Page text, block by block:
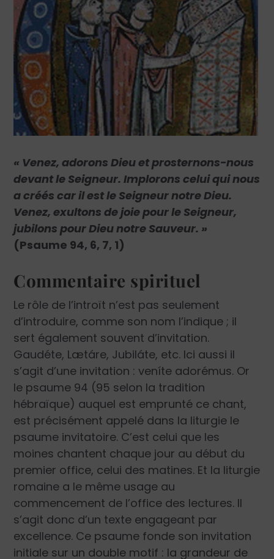
« Venez, adorons Dieu et prosternons-nous
devant le Seigneur. Implorons celui qui nous
a créés car il est le Seigneur notre Dieu.
Venez, exultons de joie pour le Seigneur,
jubilons pour Dieu notre Sauveur. »
(Psaume 94, 6, 7, 1)
Commentaire spirituel
Le rôle de l’introït n’est pas seulement
d’introduire, comme son nom l’indique ; il
sert également souvent d’invitation.
Gaudéte, Lætáre, Jubiláte, etc. Ici aussi il
s’agit d’une invitation : veníte adorémus. Or
le psaume 94 (95 selon la tradition
hébraïque) auquel est emprunté ce chant,
est précisément appelé dans la liturgie le
psaume invitatoire. C’est celui que les
moines chantent chaque jour au début du
premier office, celui des matines. Et la liturgie
romaine a le même usage au
commencement de l’office des lectures. Il
s’agit donc d’un texte engageant par
excellence. Ce psaume fonde son invitation
initiale sur un double motif : la grandeur de